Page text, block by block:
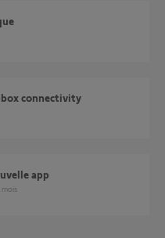
connectivity
app
mois